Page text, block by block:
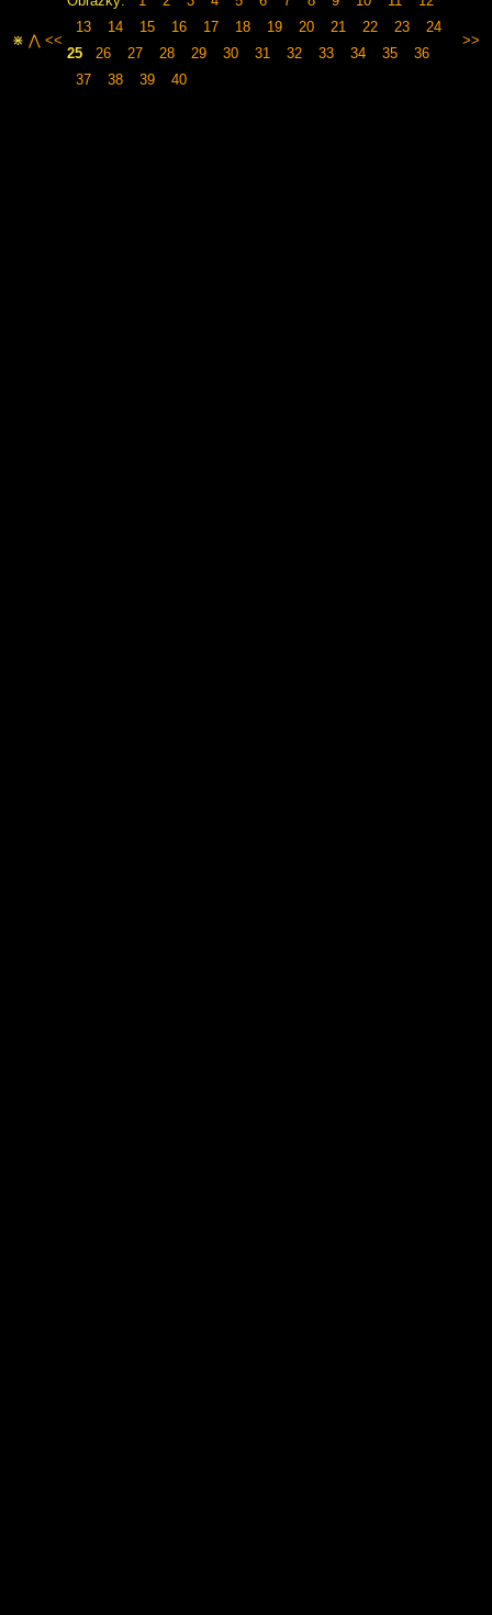
⋇ ⋀ <<
13
14 15 16 17 18 19 20 21 22 23
24
25
26 27 28 29 30 31 32 33 34 35
36
37
38 39 40
>>